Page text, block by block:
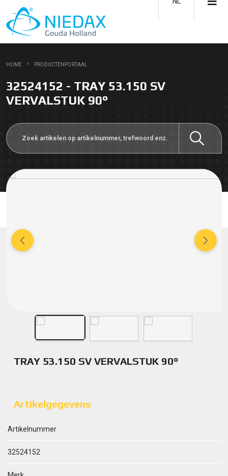
HOME PRODUCTENPORTAAL
32524152 - TRAY 53.150 SV
VERVALSTUK 90°
TRAY 53.150 SV VERVALSTUK 90°
Artikelgegevens
Artikelnummer
32524152